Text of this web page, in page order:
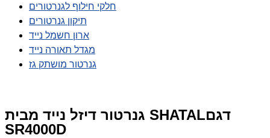
חלקי חילוף לגנרטורים
תיקון גנרטורים
ארון חשמל נייד
מגדל תאורה נייד
גנרטור מושתק גז
גנרטור דיזל נייד מבית SHATALדגם
SR4000D